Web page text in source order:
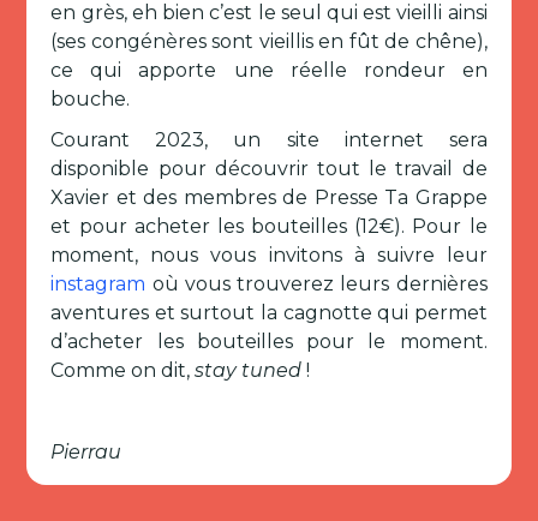
en grès, eh bien c’est le seul qui est vieilli ainsi
(ses congénères sont vieillis en fût de chêne),
ce qui apporte une réelle rondeur en
bouche.
Courant 2023, un site internet sera
disponible pour découvrir tout le travail de
Xavier et des membres de Presse Ta Grappe
et pour acheter les bouteilles (12€). Pour le
moment, nous vous invitons à suivre leur
instagram où vous trouverez leurs dernières
aventures et surtout la cagnotte qui permet
d’acheter les bouteilles pour le moment.
Comme on dit,stay tuned !
Pierrau